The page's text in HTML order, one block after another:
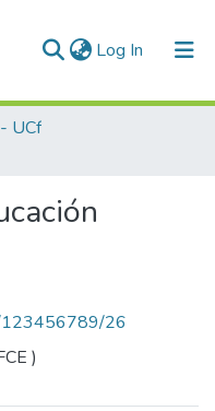
Log In (current)
UCf
123456789/26
)